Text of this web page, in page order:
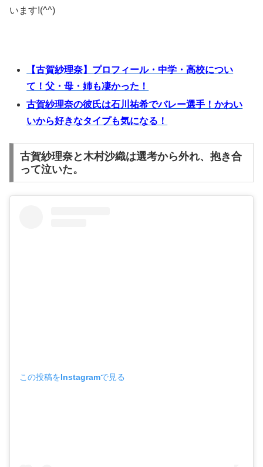
います!(^^)
【古賀紗理奈】プロフィール・中学・高校につい
て！父・母・姉も凄かった！
古賀紗理奈の彼氏は石川祐希でバレー選手！かわい
いから好きなタイプも気になる！
古賀紗理奈と木村沙織は選考から外れ、抱き合
って泣いた。
この投稿をInstagramで見る